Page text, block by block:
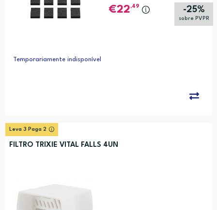
-25%
sobre PVPR
22,49
Temporariamente indisponível
Leva 3 Paga 2
FILTRO TRIXIE VITAL FALLS 4UN